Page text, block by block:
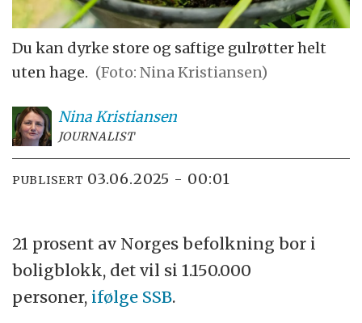
Du kan dyrke store og saftige gulrøtter helt
uten hage. (Foto: Nina Kristiansen)
NinaKristiansen
JOURNALIST
PUBLISERT 03.06.2025 - 00:01
21 prosent av Norges befolkning bor i
boligblokk, det vil si 1.150.000
personer, ifølge SSB.